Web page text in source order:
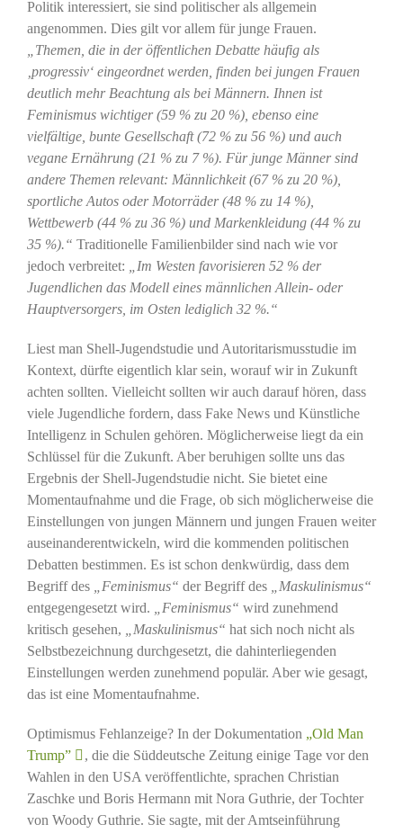
Politik interessiert, sie sind politischer als allgemein
angenommen. Dies gilt vor allem für junge Frauen.
„Themen, die in der öffentlichen Debatte häufig als
‚progressiv‘ eingeordnet werden, finden bei jungen Frauen
deutlich mehr Beachtung als bei Männern. Ihnen ist
Feminismus wichtiger (59 % zu 20 %), ebenso eine
vielfältige, bunte Gesellschaft (72 % zu 56 %) und auch
vegane Ernährung (21 % zu 7 %). Für junge Männer sind
andere Themen relevant: Männlichkeit (67 % zu 20 %),
sportliche Autos oder Motorräder (48 % zu 14 %),
Wettbewerb (44 % zu 36 %) und Markenkleidung (44 % zu
35 %).“ Traditionelle Familienbilder sind nach wie vor
jedoch verbreitet:
„Im Westen favorisieren 52 % der
Jugendlichen das Modell eines männlichen Allein- oder
Hauptversorgers, im Osten lediglich 32 %.“
Liest man Shell-Jugendstudie und Autoritarismusstudie im
Kontext, dürfte eigentlich klar sein, worauf wir in Zukunft
achten sollten. Vielleicht sollten wir auch darauf hören, dass
viele Jugendliche fordern, dass Fake News und Künstliche
Intelligenz in Schulen gehören. Möglicherweise liegt da ein
Schlüssel für die Zukunft. Aber beruhigen sollte uns das
Ergebnis der Shell-Jugendstudie nicht. Sie bietet eine
Momentaufnahme und die Frage, ob sich möglicherweise die
Einstellungen von jungen Männern und jungen Frauen weiter
auseinanderentwickeln, wird die kommenden politischen
Debatten bestimmen. Es ist schon denkwürdig, dass dem
Begriff des
„Feminismus“ der Begriff des
„Maskulinismus“
entgegengesetzt wird.
„Feminismus“ wird zunehmend
kritisch gesehen,
„Maskulinismus“ hat sich noch nicht als
Selbstbezeichnung durchgesetzt, die dahinterliegenden
Einstellungen werden zunehmend populär. Aber wie gesagt,
das ist eine Momentaufnahme.
Optimismus Fehlanzeige? In der Dokumentation „Old Man
Trump”
, die die Süddeutsche Zeitung einige Tage vor den
Wahlen in den USA veröffentlichte, sprachen Christian
Zaschke und Boris Hermann mit Nora Guthrie, der Tochter
von Woody Guthrie. Sie sagte, mit der Amtseinführung